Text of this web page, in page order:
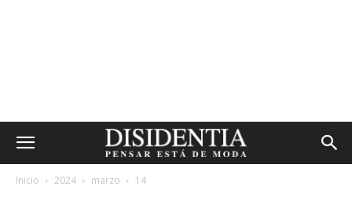
Inicio 2024 marzo 14